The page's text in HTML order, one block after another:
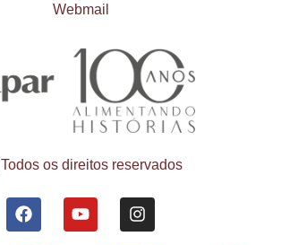
Webmail
os direitos reservados